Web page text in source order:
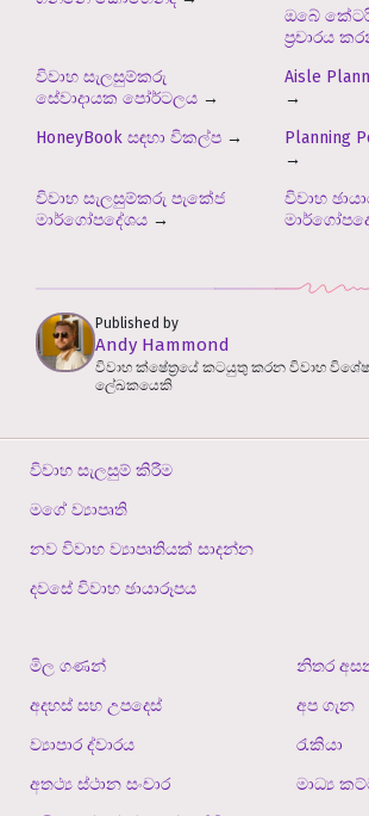
ඔබේ
ප්‍රචාරය
විවාහ සැලසුම්කරු
සේවාදායක පෝර්ටලය →
Aisle
→
HoneyBook සඳහා විකල්ප →
Planning
→
විවාහ සැලසුම්කරු පැකේජ
මාර්ගෝපදේශය →
විවාහ
Published by
Andy Hammond
විවාහ ක්ෂේත්‍රයේ කටයුතු කරන විවාහ
ලේඛකයෙකි
විවාහ සැලසුම් කිරීම
මගේ ව්‍යාපෘති
නව විවාහ ව්‍යාපෘතියක් සාදන්න
දවසේ විවාහ ඡායාරූපය
මිල ගණන්
අදහස් සහ උපදෙස්
ව්‍යාපාර ද්වාරය
අතථ්‍ය ස්ථාන සංචාර
නිතර
අප ගැන
රැකියා
මාධ්‍ය